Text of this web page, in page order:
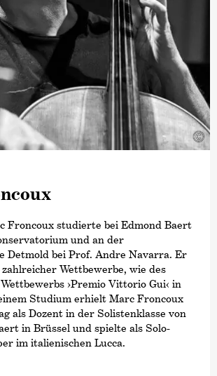
©
Froncoux studierte bei Edmond Baert
und an der
Detmold bei Prof. Andre Navarra. Er
Wettbewerbe, wie des
›Premio Vittorio Gui‹ in
Studium erhielt Marc Froncoux
als Dozent in der Solistenklasse von
in Brüssel und spielte als Solo-
im italienischen Lucca.